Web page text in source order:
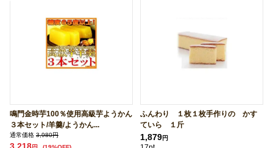
鳴門金時芋100％使用高級芋ようかん
３本セット/羊羹/ようかん...
通常価格 3,980円
ふんわり １枚１枚手作りの かす
ていら １斤
1,879円